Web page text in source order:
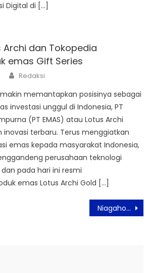
Digital di […]
Archi dan Tokopedia
emas Gift Series
Author
Redaksi
memantapkan posisinya sebagai
investasi unggul di Indonesia, PT
(PT EMAS) atau ​Lotus Archi
terbaru. Terus menggiatkan
emas kepada masyarakat Indonesia,
perusahaan teknologi
pada hari ini resmi
emas Lotus Archi Gold […]
Niagahoster Berikan Edukasi Digital Untuk Pelaku UMKM dan Startup